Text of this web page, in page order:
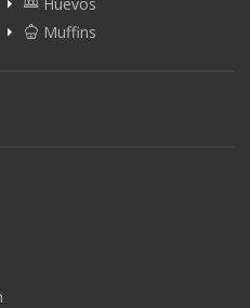
Muffins